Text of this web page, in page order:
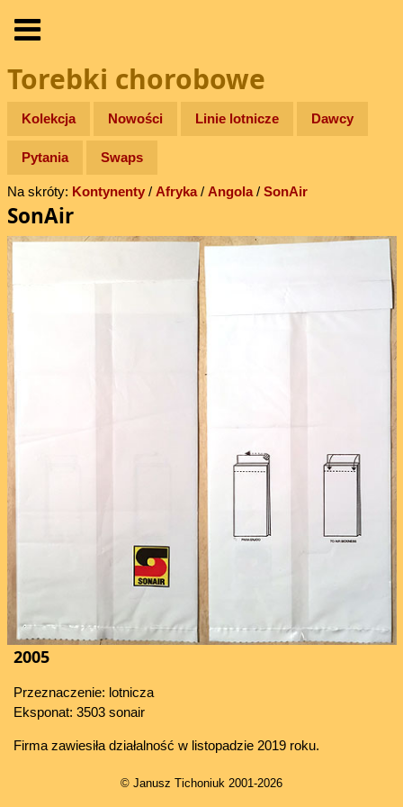
Torebki chorobowe
Kolekcja Nowości Linie lotnicze Dawcy
Pytania Swaps
Na skróty: Kontynenty/ Afryka/ Angola/ SonAir
SonAir
2005
Przeznaczenie: lotnicza
Eksponat: 3503 sonair
Firma zawiesiła działalność w listopadzie 2019 roku.
© Janusz Tichoniuk 2001-2026